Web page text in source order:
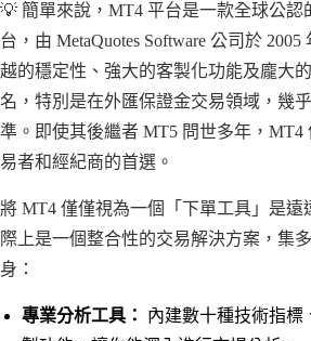
💡 簡單來說，MT4 平台是一款全球公認
台，由 MetaQuotes Software 公司於
越的穩定性、強大的客製化功能及龐大
名，特別是在外匯保證金交易領域，幾
準。即使其後繼者 MT5 問世多年，MT4
易者和經紀商的首選。
將 MT4 僅僅視為一個「下單工具」是遠
際上是一個整合性的交易解決方案，集
身：
專業分析工具：
內建數十種技術指標